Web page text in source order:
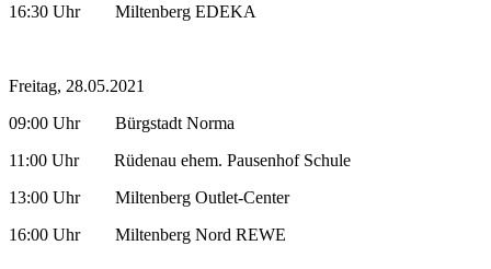
16:30 Uhr Miltenberg EDEKA
Freitag, 28.05.2021
09:00 Uhr Bürgstadt Norma
11:00 Uhr Rüdenau ehem. Pausenhof Schule
13:00 Uhr Miltenberg Outlet-Center
16:00 Uhr Miltenberg Nord REWE